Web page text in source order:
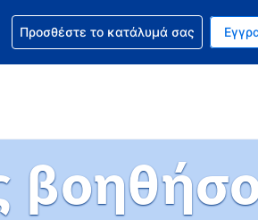
σας. Το τωρινό σας νόμισμα είναι
γλώσσα σας. Η τωρινή σας γλώσσα
Βοήθεια για την κράτησή σας
Προσθέστε το κατάλυμά σας